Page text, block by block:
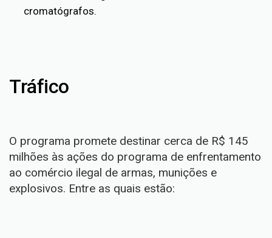
cromatógrafos.
Tráfico
O programa promete destinar cerca de R$ 145
milhões às ações do programa de enfrentamento
ao comércio ilegal de armas, munições e
explosivos. Entre as quais estão: